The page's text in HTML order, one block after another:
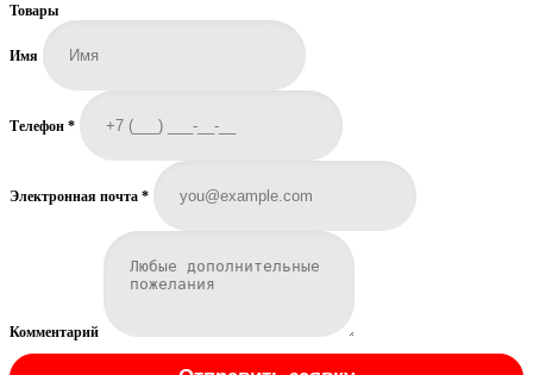
Товары
Имя
Телефон *
Электронная почта *
Комментарий